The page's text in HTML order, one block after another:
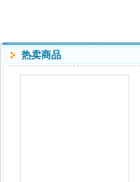
热卖商品